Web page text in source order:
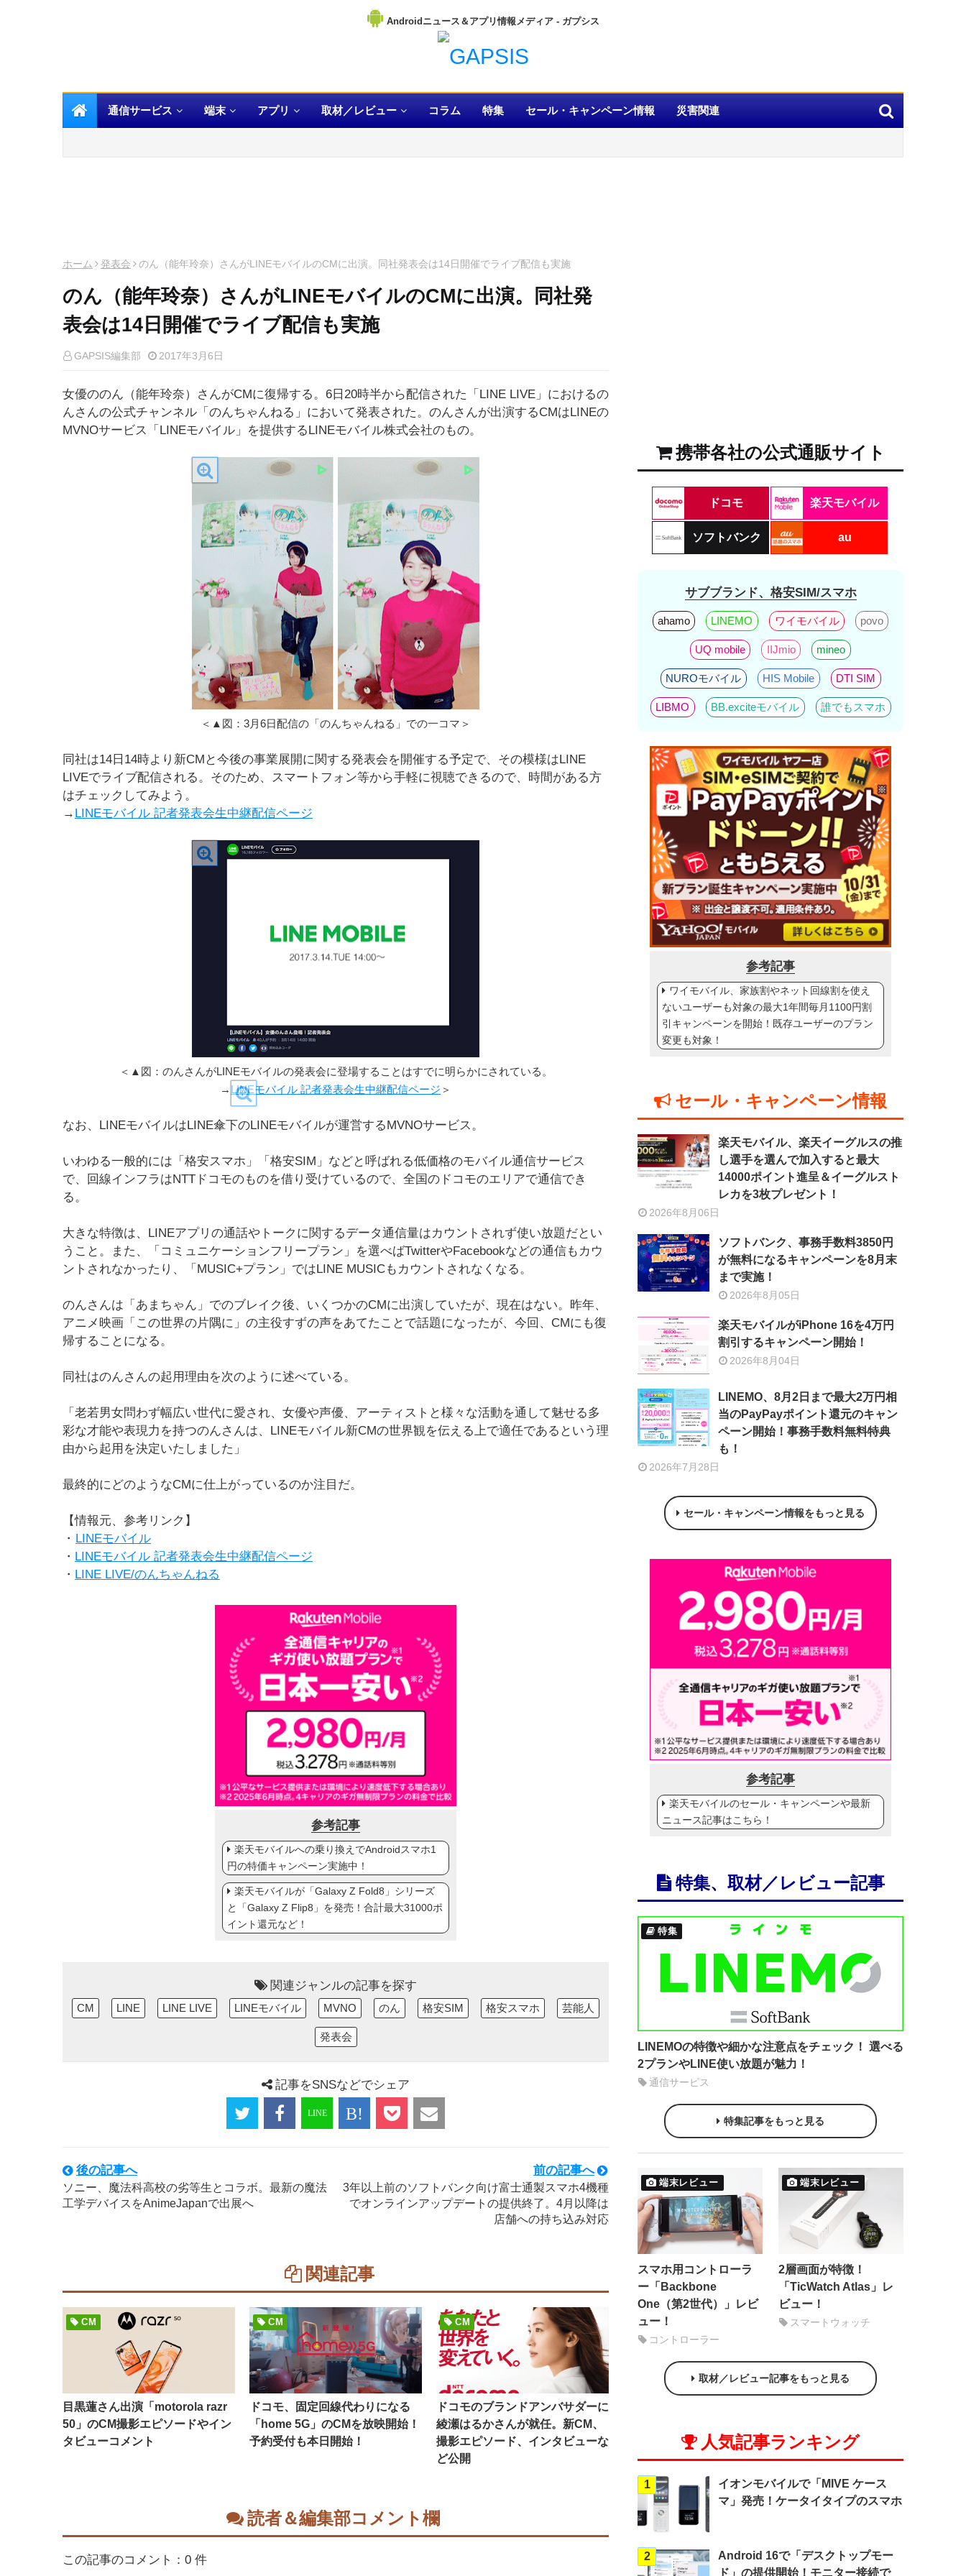
Androidニュース＆アプリ情報メディア
通信サービス 端末 アプリ 取材／レビュー コラム 特集 セール・キャンペーン情報 災害関連
ホーム 発表会 のん（能年玲奈）さんがLINEモバイルのCMに出演。同社発表会は14日開催でライブ配信も実施
のん（能年玲奈）さんがLINEモバイルのCMに出演。同社発
表会は14日開催でライブ配信も実施
GAPSIS編集部 2017年3月6日
女優ののん（能年玲奈）さんがCMに復帰する。6日20時半から配信された「LINE LIVE」におけるの
んさんの公式チャンネル「のんちゃんねる」において発表された。のんさんが出演するCMはLINEの
MVNOサービス「LINEモバイル」を提供するLINEモバイル株式会社のもの。
＜▲図：3月6日配信の「のんちゃんねる」での一コマ＞
同社は14日14時より新CMと今後の事業展開に関する発表会を開催する予定で、その模様はLINE
LIVEでライブ配信される。そのため、スマートフォン等から手軽に視聴できるので、時間がある方
はチェックしてみよう。
→ LINEモバイル 記者発表会生中継配信ページ
＜▲図：のんさんがLINEモバイルの発表会に登場することはすでに明らかにされている。
→ LINEモバイル 記者発表会生中継配信ページ ＞
なお、LINEモバイルはLINE傘下のLINEモバイルが運営するMVNOサービス。
いわゆる一般的には「格安スマホ」「格安SIM」などと呼ばれる低価格のモバイル通信サービス
で、回線インフラはNTTドコモのものを借り受けているので、全国のドコモのエリアで通信でき
る。
大きな特徴は、LINEアプリの通話やトークに関するデータ通信量はカウントされず使い放題だとい
うこと。また、「コミュニケーションフリープラン」を選べばTwitterやFacebookなどの通信もカウ
ントされなかったり、「MUSIC+プラン」ではLINE MUSICもカウントされなくなる。
のんさんは「あまちゃん」でのブレイク後、いくつかのCMに出演していたが、現在はない。昨年、
アニメ映画「この世界の片隅に」の主役すずの声をあてたことで話題になったが、今回、CMにも復
帰することになる。
同社はのんさんの起用理由を次のように述べている。
「老若男女問わず幅広い世代に愛され、女優や声優、アーティストと様々な活動を通して魅せる多
彩な才能や表現力を持つのんさんは、LINEモバイル新CMの世界観を伝える上で適任であるという理
由から起用を決定いたしました」
最終的にどのようなCMに仕上がっているのか注目だ。
【情報元、参考リンク】
・ LINEモバイル
・ LINEモバイル 記者発表会生中継配信ページ
・ LINE LIVE/のんちゃんねる
参考記事
楽天モバイルへの乗り換えでAndroidスマホ1
円の特価キャンペーン実施中！
楽天モバイルが「Galaxy Z Fold8」シリーズ
と「Galaxy Z Flip8」を発売！合計最大31000ポ
イント還元など！
関連ジャンルの記事を探す
CM LINE LINE LIVE LINEモバイル MVNO のん 格安SIM 格安スマホ 芸能人
発表会
記事をSNSなどでシェア
後の記事へ
ソニー、魔法科高校の劣等生とコラボ。最新の魔法
工学デバイスをAnimeJapanで出展へ
前の記事へ
3年以上前のソフトバンク向け富士通製スマホ4機種
でオンラインアップデートの提供終了。4月以降は
店舗への持ち込み対応
関連記事
CM
目黒蓮さん出演「motorola razr
50」のCM撮影エピソードやイン
タビューコメント
CM
ドコモ、固定回線代わりになる
「home 5G」のCMを放映開始！
予約受付も本日開始！
CM
ドコモのブランドアンバサダーに
綾瀬はるかさんが就任。新CM、
撮影エピソード、インタビューな
ど公開
読者＆編集部コメント欄
この記事のコメント：0 件
携帯各社の公式通販サイト
ドコモ 楽天モバイル
ソフトバンク au
サブブランド、格安SIM/スマホ
ahamo LINEMO ワイモバイル povo
UQ mobile IIJmio mineo
NUROモバイル HIS Mobile DTI SIM
LIBMO BB.exciteモバイル 誰でもスマホ
参考記事
ワイモバイル、家族割やネット回線割を使え
ないユーザーも対象の最大1年間毎月1100円割
引キャンペーンを開始！既存ユーザーのプラン
変更も対象！
セール・キャンペーン情報
楽天モバイル、楽天イーグルスの推
し選手を選んで加入すると最大
14000ポイント進呈＆イーグルスト
レカを3枚プレゼント！
2026年8月06日
ソフトバンク、事務手数料3850円
が無料になるキャンペーンを8月末
まで実施！
2026年8月05日
楽天モバイルがiPhone 16を4万円
割引するキャンペーン開始！
2026年8月04日
LINEMO、8月2日まで最大2万円相
当のPayPayポイント還元のキャン
ペーン開始！事務手数料無料特典
も！
2026年7月28日
セール・キャンペーン情報をもっと見る
参考記事
楽天モバイルのセール・キャンペーンや最新
ニュース記事はこちら！
特集、取材／レビュー記事
特集
LINEMOの特徴や細かな注意点をチェック！ 選べる
2プランやLINE使い放題が魅力！
通信サービス
特集記事をもっと見る
端末レビュー
スマホ用コントローラ
ー「Backbone
One（第2世代）」レビ
ュー！
コントローラー
端末レビュー
2層画面が特徴！
「TicWatch Atlas」レ
ビュー！
スマートウォッチ
取材／レビュー記事をもっと見る
人気記事ランキング
1
イオンモバイルで「MIVE ケース
マ」発売！ケータイタイプのスマホ
2
Android 16で「デスクトップモー
ド」の提供開始！モニター接続で